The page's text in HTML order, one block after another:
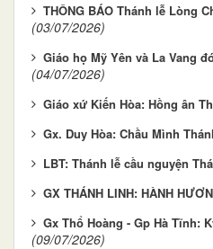
THÔNG BÁO Thánh lễ Lòng
(03/07/2026)
Giáo họ Mỹ Yên và La Vang
(04/07/2026)
Giáo xứ Kiến Hòa: Hồng ân
Gx. Duy Hòa: Chầu Mình
LBT: Thánh lễ cầu nguyện
GX THÁNH LINH: HÀNH
Gx Thổ Hoàng - Gp Hà Tĩnh:
(09/07/2026)